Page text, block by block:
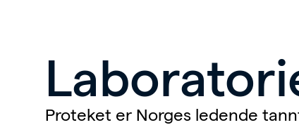
Proteket er Norges ledende